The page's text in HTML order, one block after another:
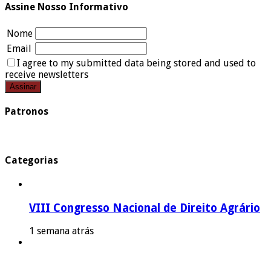
Assine Nosso Informativo
Nome
Email
I agree to my submitted data being stored and used to
receive newsletters
Patronos
Categorias
VIII Congresso Nacional de Direito Agrário
1 semana atrás